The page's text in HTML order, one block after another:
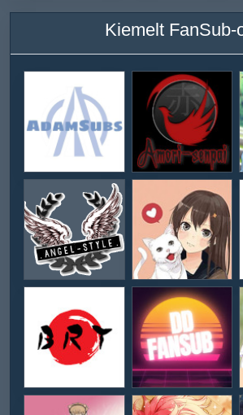
Kiemelt FanSub-